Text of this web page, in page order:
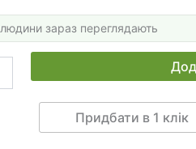
людини зараз переглядають
Придбати в 1 клік